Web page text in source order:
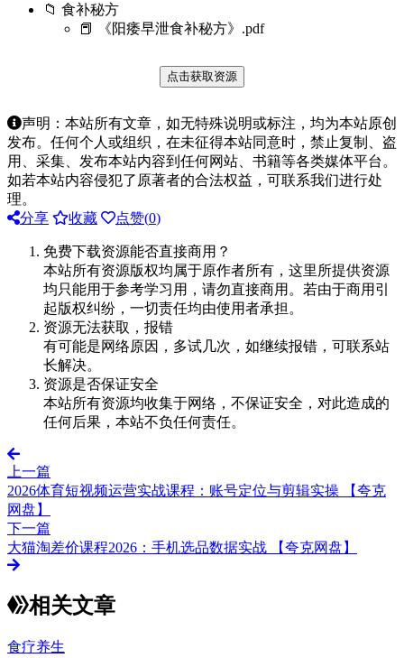
📁 食补秘方
📕 《阳痿早泄食补秘方》.pdf
点击获取资源
声明：本站所有文章，如无特殊说明或标注，均为本站原创
发布。任何个人或组织，在未征得本站同意时，禁止复制、盗
用、采集、发布本站内容到任何网站、书籍等各类媒体平台。
如若本站内容侵犯了原著者的合法权益，可联系我们进行处
理。
分享
收藏 点赞(0)
免费下载资源能否直接商用？
本站所有资源版权均属于原作者所有，这里所提供资源
均只能用于参考学习用，请勿直接商用。若由于商用引
起版权纠纷，一切责任均由使用者承担。
资源无法获取，报错
有可能是网络原因，多试几次，如继续报错，可联系站
长解决。
资源是否保证安全
本站所有资源均收集于网络，不保证安全，对此造成的
任何后果，本站不负任何责任。
上一篇
2026体育短视频运营实战课程：账号定位与剪辑实操 【夸克
网盘】
下一篇
大猫淘差价课程2026：手机选品数据实战 【夸克网盘】
相关文章
食疗养生